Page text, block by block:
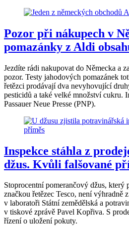
Pozor při nákupech v
pomazánky z Aldi
Jezdíte rádi nakupovat do Německa a
pozor. Testy jahodových pomazánek
řetězci prodávají dva nevyhovující
pesticidů a také velké množství cukru.
Passauer Neue Presse (PNP).
Inspekce stáhla z
džus. Kvůli falšované
Stoprocentní pomerančový džus, který
značkou řetězec Tesco, není výhradně
v laboratoři Státní zemědělská a
v tiskové zprávě Pavel Kopřiva. S
řízení o uložení pokuty.